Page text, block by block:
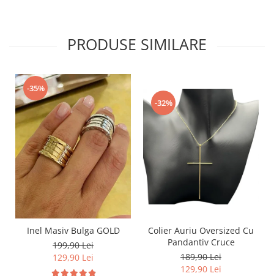
PRODUSE SIMILARE
-35%
Inel Masiv Bulga GOLD
199,90 Lei
129,90 Lei
-32%
Colier Auriu Oversized Cu
Pandantiv Cruce
189,90 Lei
129,90 Lei